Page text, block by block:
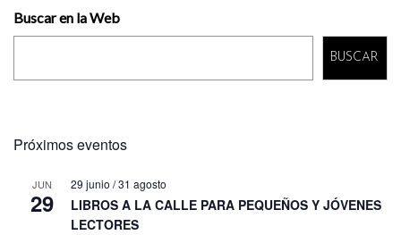
Buscar en la Web
BUSCAR
Próximos eventos
JUN
29
29 junio /31 agosto
LIBROS A LA CALLE PARA PEQUEÑOS Y JÓVENES
LECTORES